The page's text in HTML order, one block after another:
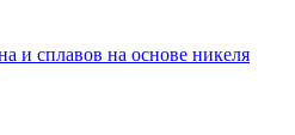
и сплавов на основе никеля